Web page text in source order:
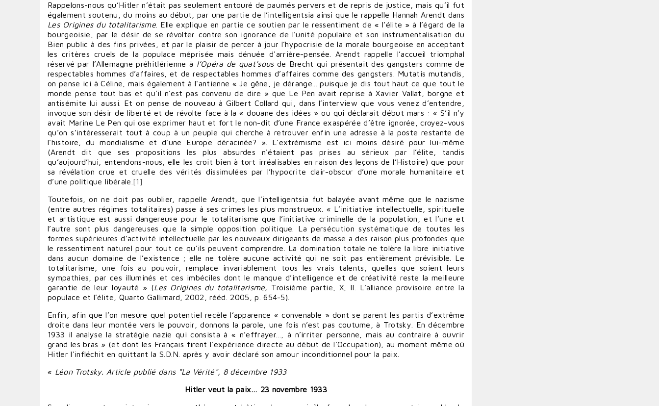
Rappelons-nous qu’Hitler n’était pas seulement entouré de paumés pervers et de repris de justice, mais qu’il fut
également soutenu, du moins au début, par une partie de l’intelligentsia ainsi que le rappelle Hannah Arendt dans
Les Origines du totalitarisme . Elle explique en partie ce soutien par le ressentiment de « l’élite » à l’égard de la
bourgeoisie, par le désir de se révolter contre son ignorance de l'unité populaire et son instrumentalisation du
Bien public à des fins privées, et par le plaisir de percer à jour l’hypocrisie de la morale bourgeoise en acceptant
les critères cruels de la populace méprisée mais dénuée d'arrière-pensée. Arendt rappelle l’accueil triomphal
réservé par l’Allemagne préhitlérienne à l’Opéra de quat’sous de Brecht qui présentait des gangsters comme de
respectables hommes d’affaires, et de respectables hommes d’affaires comme des gangsters. Mutatis mutandis,
on pense ici à Céline, mais également à l'antienne « Je gêne, je dérange... puisque je dis tout haut ce que tout le
monde pense tout bas et qu’il n’est pas convenu de dire » que Le Pen avait reprise à Xavier Vallat, borgne et
antisémite lui aussi. Et on pense de nouveau à Gilbert Collard qui, dans l’interview que vous venez d’entendre,
invoque son désir de liberté et de révolte face à la « douane des idées » ou qui déclarait début mars : « S’il n’y
avait Marine Le Pen qui ose exprimer haut et fort le non-dit d’une France exaspérée d’être ignorée, croyez-vous
qu’on s’intéresserait tout à coup à un peuple qui cherche à retrouver enfin une adresse à la poste restante de
l’histoire, du mondialisme et d’une Europe déracinée? ». L’extrémisme est ici moins désiré pour lui-même
(Arendt dit que ses propositions les plus absurdes n'étaient pas prises au sérieux par l’élite, tandis
qu’aujourd’hui, entendons-nous, elle les croit bien à tort irréalisables en raison des leçons de l’Histoire) que pour
sa révélation crue et cruelle des vérités dissimulées par l’hypocrite clair-obscur d’une morale humanitaire et
d’une politique libérale. [1]
Toutefois, on ne doit pas oublier, rappelle Arendt, que l’intelligentsia fut balayée avant même que le nazisme
(entre autres régimes totalitaires) passe à ses crimes les plus monstrueux. « L’initiative intellectuelle, spirituelle
et artistique est aussi dangereuse pour le totalitarisme que l’initiative criminelle de la population, et l’une et
l’autre sont plus dangereuses que la simple opposition politique. La persécution systématique de toutes les
formes supérieures d’activité intellectuelle par les nouveaux dirigeants de masse a des raison plus profondes que
le ressentiment naturel pour tout ce qu’ils peuvent comprendre. La domination totale ne tolère la libre initiative
dans aucun domaine de l’existence ; elle ne tolère aucune activité qui ne soit pas entièrement prévisible. Le
totalitarisme, une fois au pouvoir, remplace invariablement tous les vrais talents, quelles que soient leurs
sympathies, par ces illuminés et ces imbéciles dont le manque d’intelligence et de créativité reste la meilleure
garantie de leur loyauté » (Les Origines du totalitarisme, Troisième partie, X, II. L’alliance provisoire entre la
populace et l’élite, Quarto Gallimard, 2002, rééd. 2005, p. 654-5).
Enfin, afin que l’on mesure quel potentiel recèle l’apparence « convenable » dont se parent les partis d’extrême
droite dans leur montée vers le pouvoir, donnons la parole, une fois n’est pas coutume, à Trotsky. En décembre
1933 il analyse la stratégie nazie qui consista à « n’effrayer..., à n’irriter personne, mais au contraire à ouvrir
grand les bras » (et dont les Français firent l’expérience directe au début de l’Occupation), au moment même où
Hitler l'infléchit en quittant la S.D.N. après y avoir déclaré son amour inconditionnel pour la paix.
« Léon Trotsky. Article publié dans "La Vérité", 8 décembre 1933
Hitler veut la paix… 23 novembre 1933